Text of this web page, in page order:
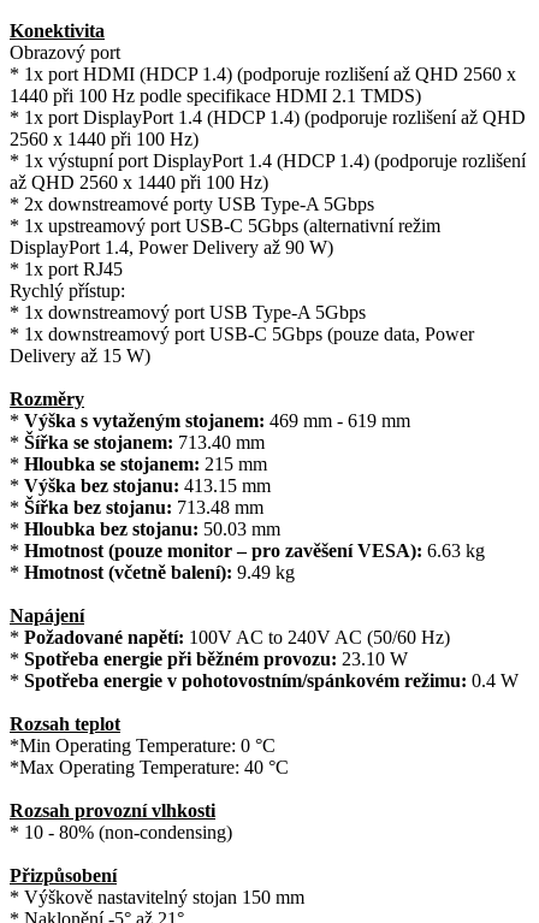
Konektivita
Obrazový port
* 1x port HDMI (HDCP 1.4) (podporuje rozlišení až QHD 2560 x
1440 při 100 Hz podle specifikace HDMI 2.1 TMDS)
* 1x port DisplayPort 1.4 (HDCP 1.4) (podporuje rozlišení až QHD
2560 x 1440 při 100 Hz)
* 1x výstupní port DisplayPort 1.4 (HDCP 1.4) (podporuje rozlišení
až QHD 2560 x 1440 při 100 Hz)
* 2x downstreamové porty USB Type-A 5Gbps
* 1x upstreamový port USB-C 5Gbps (alternativní režim
DisplayPort 1.4, Power Delivery až 90 W)
* 1x port RJ45
Rychlý přístup:
* 1x downstreamový port USB Type-A 5Gbps
* 1x downstreamový port USB-C 5Gbps (pouze data, Power
Delivery až 15 W)
Rozměry
* Výška s vytaženým stojanem: 469 mm - 619 mm
* Šířka se stojanem: 713.40 mm
* Hloubka se stojanem: 215 mm
* Výška bez stojanu: 413.15 mm
* Šířka bez stojanu: 713.48 mm
* Hloubka bez stojanu: 50.03 mm
* Hmotnost (pouze monitor – pro zavěšení VESA): 6.63 kg
* Hmotnost (včetně balení): 9.49 kg
Napájení
* Požadované napětí: 100V AC to 240V AC (50/60 Hz)
* Spotřeba energie při běžném provozu: 23.10 W
* Spotřeba energie v pohotovostním/spánkovém režimu: 0.4 W
Rozsah teplot
*Min Operating Temperature: 0 °C
*Max Operating Temperature: 40 °C
Rozsah provozní vlhkosti
* 10 - 80% (non-condensing)
Přizpůsobení
* Výškově nastavitelný stojan 150 mm